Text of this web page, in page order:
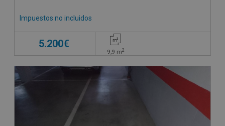
Impuestos no incluidos
5.200€
9,9 m2